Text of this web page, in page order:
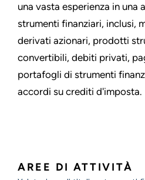
una vasta esperienza in una
strumenti finanziari, inclusi,
derivati azionari, prodotti
convertibili, debiti privati,
portafogli di strumenti
accordi su crediti d'imposta.
AREE DI ATTIVITÀ